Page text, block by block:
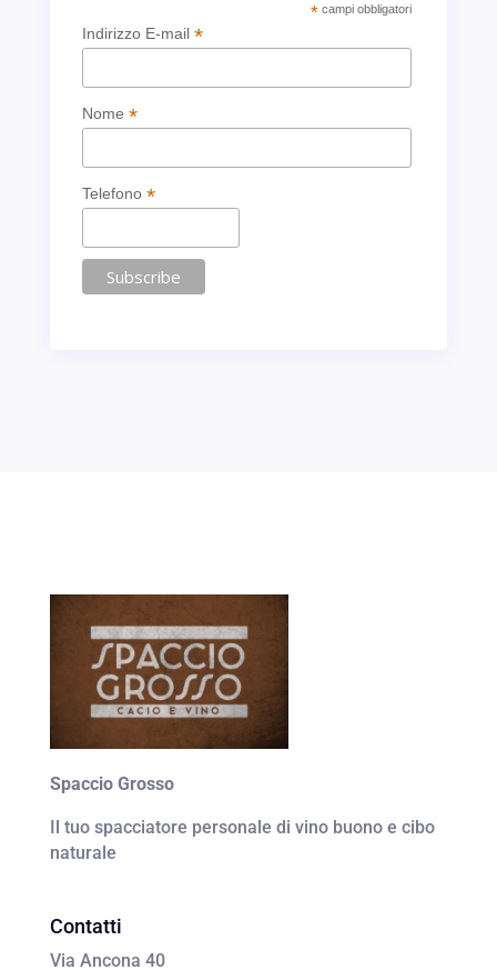
*campi obbligatori
Indirizzo E-mail*
Nome*
Telefono*
Spaccio Grosso
Il tuo spacciatore personale di vino buono e cibo
naturale
Contatti
Via Ancona 40